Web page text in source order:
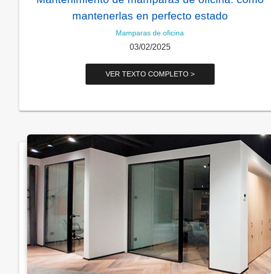
mantenerlas en perfecto estado
Mamparas de oficina
03/02/2025
VER TEXTO COMPLETO >